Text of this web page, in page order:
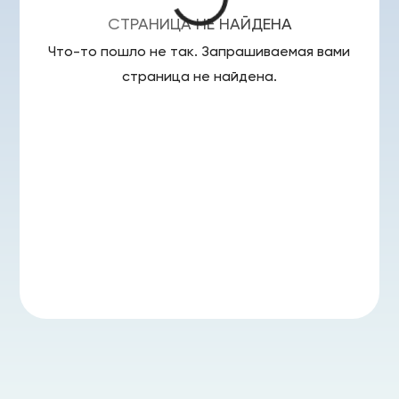
СТРАНИЦА НЕ НАЙДЕНА
Что-то пошло не так. Запрашиваемая вами
страница не найдена.